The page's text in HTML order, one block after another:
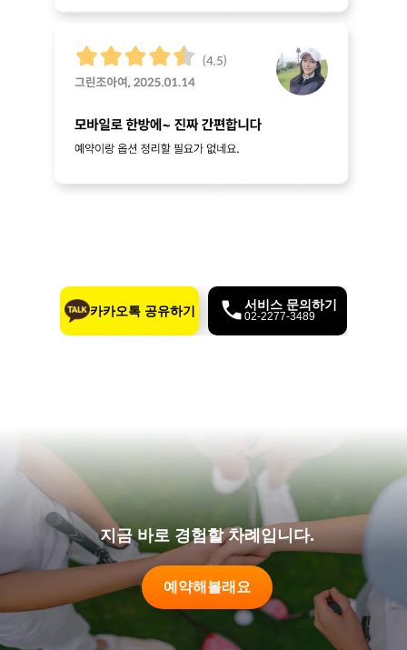
지금 바로 경험할 차례입니다.
예약해볼래요
서비스 문의하기
02-2277-3489
카카오톡 공유하기